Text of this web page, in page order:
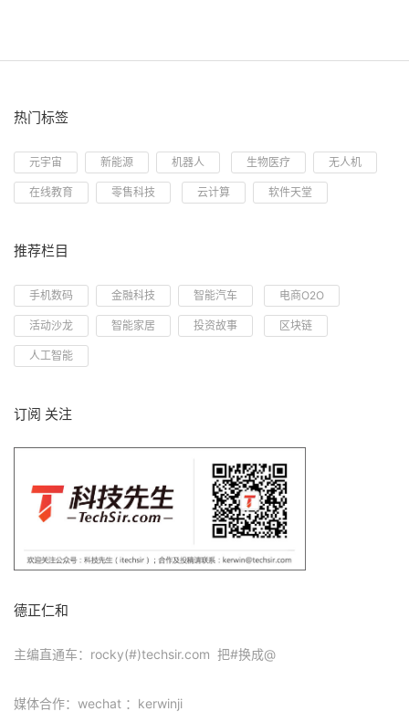
热门标签
元宇宙 新能源 机器人 生物医疗 无人机
在线教育 零售科技 云计算 软件天堂
推荐栏目
手机数码 金融科技 智能汽车 电商O2O
活动沙龙 智能家居 投资故事 区块链
人工智能
订阅 关注
德正仁和
主编直通车：rocky(#)techsir.com 把#换成@
媒体合作：wechat ：kerwinji